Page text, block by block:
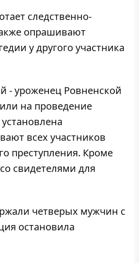
следственно-
опрашивают
у другого участника
- уроженец Ровненской
на проведение
всех участников
преступления. Кроме
свидетелями для
четверых мужчин с
остановила